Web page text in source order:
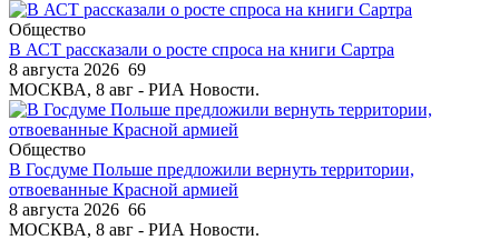
Общество
В АСТ рассказали о росте спроса на книги Сартра
8 августа 2026 69
МОСКВА, 8 авг - РИА Новости.
Общество
В Госдуме Польше предложили вернуть территории,
отвоеванные Красной армией
8 августа 2026 66
МОСКВА, 8 авг - РИА Новости.